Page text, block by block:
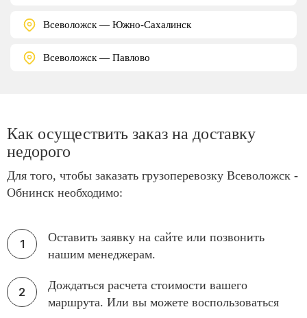
Всеволожск — Южно-Сахалинск
Всеволожск — Павлово
Как осуществить заказ на доставку
недорого
Для того, чтобы заказать грузоперевозку Всеволожск -
Обнинск необходимо:
Оставить заявку на сайте или позвонить
нашим менеджерам.
Дождаться расчета стоимости вашего
маршрута. Или вы можете воспользоваться